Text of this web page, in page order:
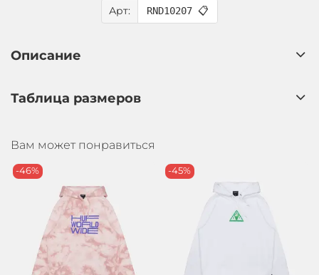
Арт: RND10207 📋
Описание
Таблица размеров
Вам может понравиться
-46% -45%